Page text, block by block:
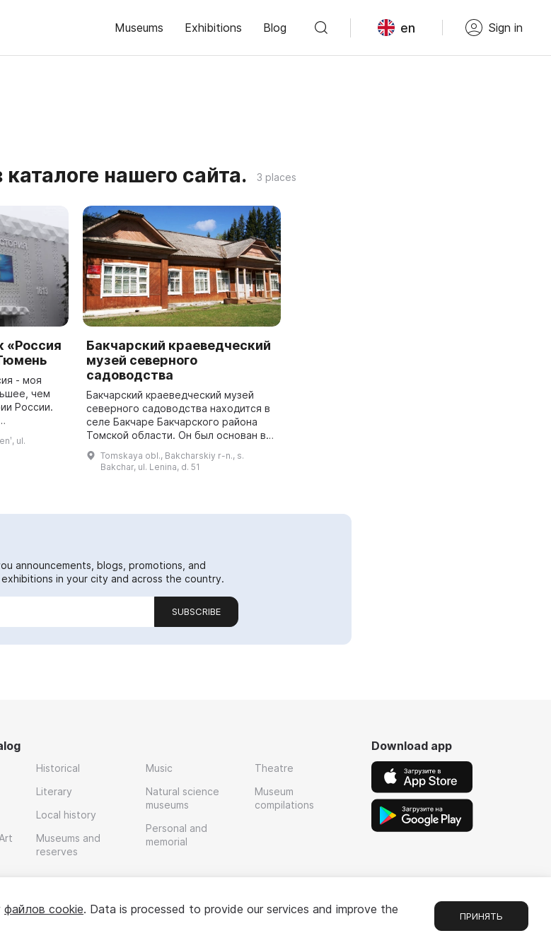
Museums Exhibitions Blog en Sign in
нашего сайта. 3 places
«Россия
- моя
чем
России.
ul.
Бакчарский краеведческий
музей северного
садоводства
Бакчарский краеведческий музей
северного садоводства находится в
селе Бакчаре Бакчарского района
Томской области. Он был основан в
лето 1995 года на территории
бывшего сада. Создателем сада был
Tomskaya obl., Bakcharskiy r-n., s.
Bakchar, ul. Lenina, d. 51
announcements, blogs, promotions, and
in your city and across the country.
SUBSCRIBE
Historical
Literary
Local history
Museums and
reserves
Music
Natural science
museums
Personal and
memorial
Theatre
Museum
compilations
Download app
файлов cookie. Data is processed to provide our services and improve the
ПРИНЯТЬ